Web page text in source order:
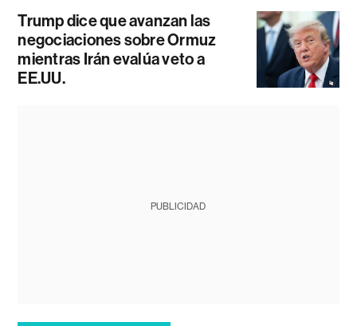
Trump dice que avanzan las
negociaciones sobre Ormuz
mientras Irán evalúa veto a
EE.UU.
PUBLICIDAD